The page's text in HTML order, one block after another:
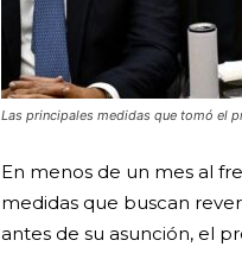
Las principales medidas que tomó el
En menos de un mes al
medidas que buscan
antes de su asunción, el